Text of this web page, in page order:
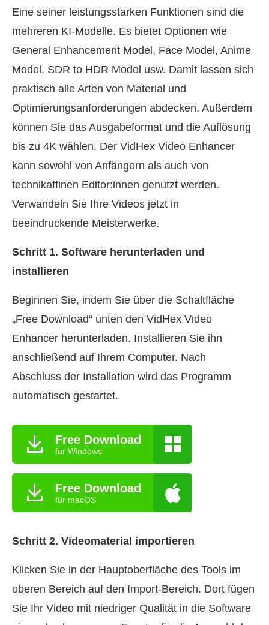
Eine seiner leistungsstarken Funktionen sind die
mehreren KI-Modelle. Es bietet Optionen wie
General Enhancement Model, Face Model, Anime
Model, SDR to HDR Model usw. Damit lassen sich
praktisch alle Arten von Material und
Optimierungsanforderungen abdecken. Außerdem
können Sie das Ausgabeformat und die Auflösung
bis zu 4K wählen. Der VidHex Video Enhancer
kann sowohl von Anfängern als auch von
technikaffinen Editor:innen genutzt werden.
Verwandeln Sie Ihre Videos jetzt in
beeindruckende Meisterwerke.
Schritt 1. Software herunterladen und
installieren
Beginnen Sie, indem Sie über die Schaltfläche
„Free Download“ unten den VidHex Video
Enhancer herunterladen. Installieren Sie ihn
anschließend auf Ihrem Computer. Nach
Abschluss der Installation wird das Programm
automatisch gestartet.
Free Download
für Windows
Free Download
für macOS
Schritt 2. Videomaterial importieren
Klicken Sie in der Hauptoberfläche des Tools im
oberen Bereich auf den Import-Bereich. Dort fügen
Sie Ihr Video mit niedriger Qualität in die Software